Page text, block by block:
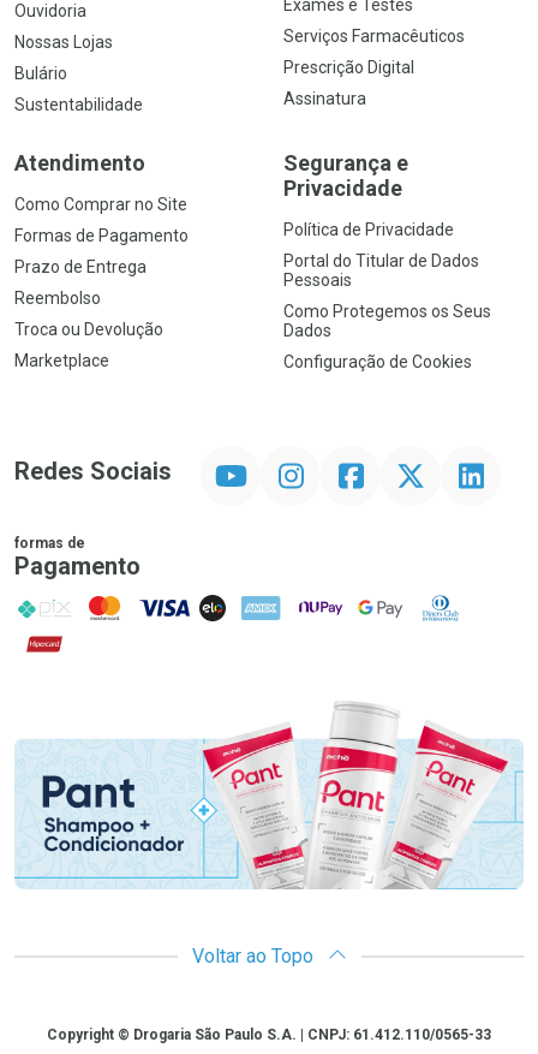
Ouvidoria
Nossas Lojas
Bulário
Sustentabilidade
Exames e Testes
Serviços Farmacêuticos
Prescrição Digital
Assinatura
Atendimento
Como Comprar no Site
Formas de Pagamento
Prazo de Entrega
Reembolso
Troca ou Devolução
Marketplace
Segurança e
Privacidade
Política de Privacidade
Portal do Titular de Dados
Pessoais
Como Protegemos os Seus
Dados
Configuração de Cookies
Redes Sociais InstagramFacebookTwitter Linkedin
formas de
Pagamento
PIX MasterCard
VISA ELO AMEX NuPay Google PayDiners Club
Hipercard
Promoção em Destaque
Voltar ao Topo
CopyrightCopyright © Drogaria São Paulo S.A. | CNPJ: 61.412.110/0565-33